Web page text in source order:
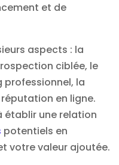
et de
aspects : la
ciblée, le
professionnel, la
en ligne.
établir une relation
potentiels en
votre valeur ajoutée.